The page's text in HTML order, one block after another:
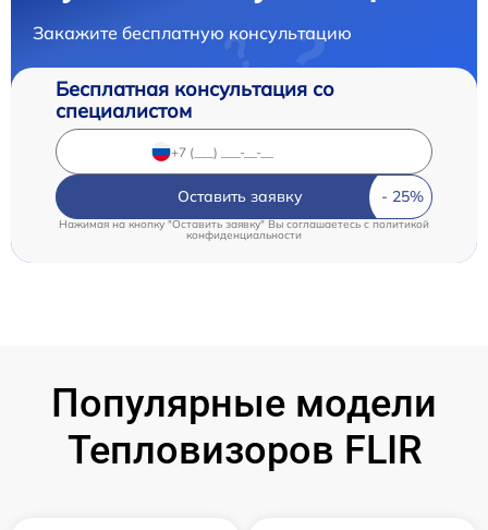
Закажите бесплатную консультацию
Бесплатная консультация со
специалистом
Оставить заявку
Нажимая на кнопку "Оставить заявку" Вы соглашаетесь c политикой
конфиденциальности
Популярные модели
Тепловизоров FLIR